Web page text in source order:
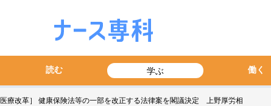
読む 学ぶ 働く
医療改革］ 健康保険法等の一部を改正する法律案を閣議決定 上野厚労相